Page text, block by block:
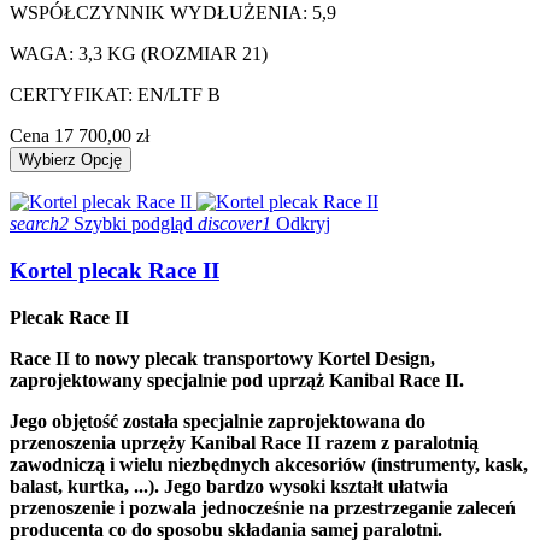
WSPÓŁCZYNNIK WYDŁUŻENIA: 5,9
WAGA: 3,3 KG (ROZMIAR 21)
CERTYFIKAT: EN/LTF B
Cena 17 700,00 zł
Wybierz Opcję
search2 Szybki podgląd discover1 Odkryj
Kortel plecak Race II
Plecak Race II
Race II to nowy plecak transportowy Kortel Design,
zaprojektowany specjalnie pod uprząż Kanibal Race II.
Jego objętość została specjalnie zaprojektowana do
przenoszenia uprzęży Kanibal Race II razem z paralotnią
zawodniczą i wielu niezbędnych akcesoriów (instrumenty, kask,
balast, kurtka, ...). Jego bardzo wysoki kształt ułatwia
przenoszenie i pozwala jednocześnie na przestrzeganie zaleceń
producenta co do sposobu składania samej paralotni.